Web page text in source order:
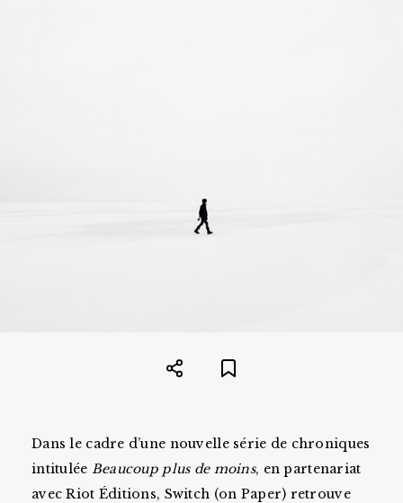
Dans le cadre d’une nouvelle série de chroniques
intitulée Beaucoup plus de moins, en partenariat
avec Riot Éditions, Switch (on Paper) retrouve